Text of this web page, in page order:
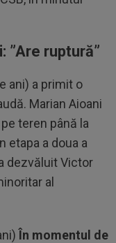
”Are ruptură”
ani) a primit o
Marian Aioani
teren până la
etapa a doua a
dezvăluit Victor
al
În momentul de